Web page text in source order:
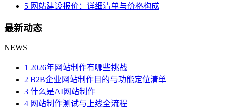
5 网站建设报价：详细清单与价格构成
最新动态
NEWS
1 2026年网站制作有哪些挑战
2 B2B企业网站制作目的与功能定位清单
3 什么是AI网站制作
4 网站制作测试与上线全流程